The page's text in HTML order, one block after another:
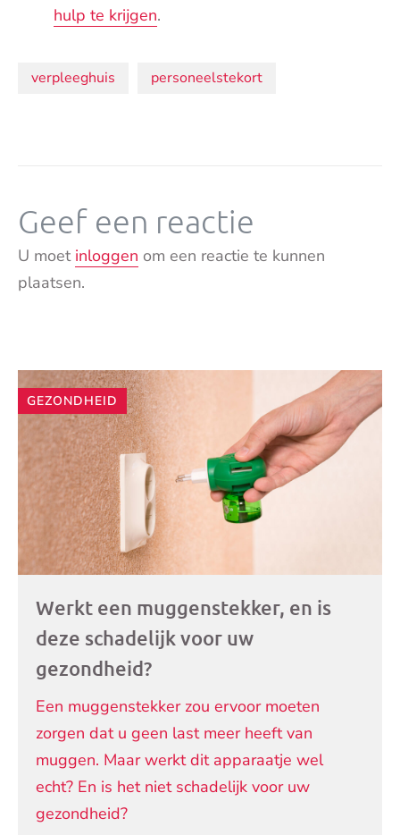
hulp te krijgen.
Onderwerpen:
verpleeghuis personeelstekort
Geef een reactie
U moet inloggen om een reactie te kunnen
plaatsen.
Andere
artikelen
GEZONDHEID
Werkt een muggenstekker, en is
deze schadelijk voor uw
gezondheid?
Een muggenstekker zou ervoor moeten
zorgen dat u geen last meer heeft van
muggen. Maar werkt dit apparaatje wel
echt? En is het niet schadelijk voor uw
gezondheid?